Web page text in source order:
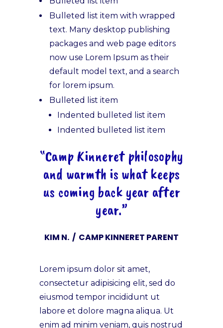
Bulleted list item with wrapped
text. Many desktop publishing
packages and web page editors
now use Lorem Ipsum as their
default model text, and a search
for lorem ipsum.
Bulleted list item
Indented bulleted list item
Indented bulleted list item
“Camp Kinneret philosophy
and warmth is what keeps
us coming back year after
year.”
KIM N. / CAMP KINNERET PARENT
Lorem ipsum dolor sit amet,
consectetur adipisicing elit, sed do
eiusmod tempor incididunt ut
labore et dolore magna aliqua. Ut
enim ad minim veniam, quis nostrud